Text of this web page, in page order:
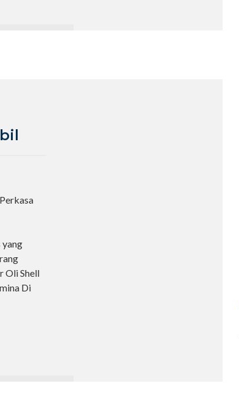
Oli Shell
Di